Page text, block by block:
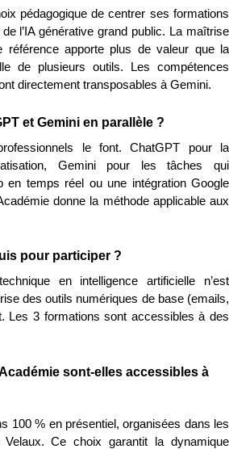
pédagogique de centrer ses formations
l’IA générative grand public. La maîtrise
référence apporte plus de valeur que la
de plusieurs outils. Les compétences
directement transposables à Gemini.
et Gemini en parallèle ?
le font. ChatGPT pour la
Gemini pour les tâches qui
en temps réel ou une intégration Google
donne la méthode applicable aux
pour participer ?
en intelligence artificielle n’est
des outils numériques de base (emails,
Les 3 formations sont accessibles à des
sont-elles accessibles à
100 % en présentiel, organisées dans les
Ce choix garantit la dynamique